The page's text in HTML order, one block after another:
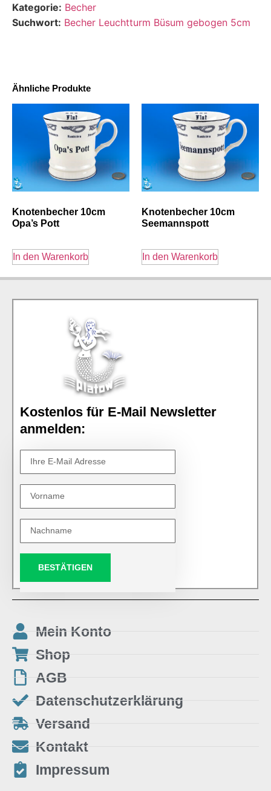
Kategorie: Becher
Suchwort: Becher Leuchtturm Büsum gebogen 5cm
Ähnliche Produkte
Knotenbecher 10cm
Opa’s Pott
In den Warenkorb
Knotenbecher 10cm
Seemannspott
In den Warenkorb
Kostenlos für E-Mail Newsletter
anmelden:
BESTÄTIGEN
Mein Konto
Shop
AGB
Datenschutzerklärung
Versand
Kontakt
Impressum